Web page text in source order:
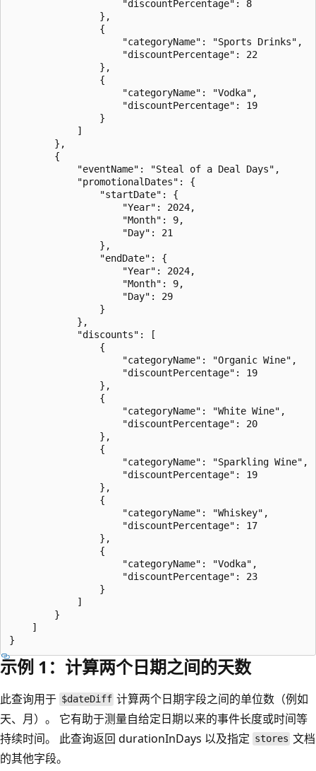
                    "discountPercentage": 8
                },
                {
                    "categoryName": "Sports Drinks",
                    "discountPercentage": 22
                },
                {
                    "categoryName": "Vodka",
                    "discountPercentage": 19
                }
            ]
        },
        {
            "eventName": "Steal of a Deal Days",
            "promotionalDates": {
                "startDate": {
                    "Year": 2024,
                    "Month": 9,
                    "Day": 21
                },
                "endDate": {
                    "Year": 2024,
                    "Month": 9,
                    "Day": 29
                }
            },
            "discounts": [
                {
                    "categoryName": "Organic Wine",
                    "discountPercentage": 19
                },
                {
                    "categoryName": "White Wine",
                    "discountPercentage": 20
                },
                {
                    "categoryName": "Sparkling Wine",
                    "discountPercentage": 19
                },
                {
                    "categoryName": "Whiskey",
                    "discountPercentage": 17
                },
                {
                    "categoryName": "Vodka",
                    "discountPercentage": 23
                }
            ]
        }
    ]
示例 1：计算两个日期之间的天数
此查询用于 $dateDiff 计算两个日期字段之间的单位数（例如
天、月）。 它有助于测量自给定日期以来的事件长度或时间等
持续时间。 此查询返回 durationInDays 以及指定 stores 文档
的其他字段。